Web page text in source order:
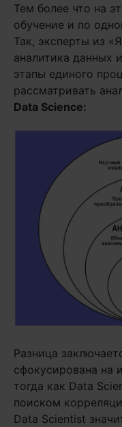
Тем более что на
обучение и по
Так, эксперты из
аналитика данных
этапы единого
рассматривать
Data Science:
Разница
сфокусирована на
тогда как Data
поиском
Data Scientist